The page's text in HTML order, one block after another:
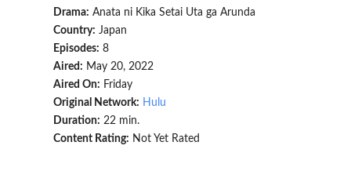
Drama: Anata ni Kika Setai Uta ga Arunda
Country: Japan
Episodes: 8
Aired: May 20, 2022
Aired On: Friday
Original Network: Hulu
Duration: 22 min.
Content Rating: Not Yet Rated